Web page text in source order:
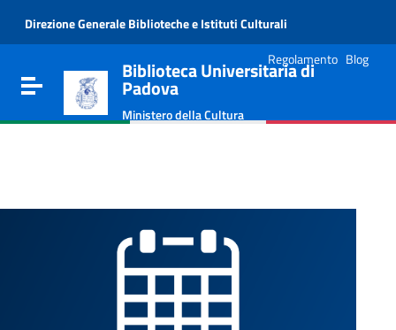
Go to the navigation menu
Direzione Generale Biblioteche e Istituti Culturali
Regolamento Blog
Toggle navigationBiblioteca Universitaria di
Padova
Ministero della Cultura